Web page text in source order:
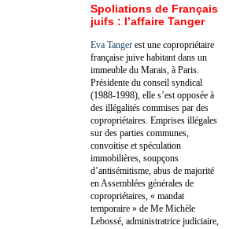
Spoliations de Français
juifs : l’affaire Tanger
Eva Tanger est une copropriétaire
française juive habitant dans un
immeuble du Marais, à Paris.
Présidente du conseil syndical
(1988-1998), elle s’est opposée à
des illégalités commises par des
copropriétaires. Emprises illégales
sur des parties communes,
convoitise et spéculation
immobilières, soupçons
d’antisémitisme, abus de majorité
en Assemblées générales de
copropriétaires, « mandat
temporaire » de Me Michèle
Lebossé, administratrice judiciaire,